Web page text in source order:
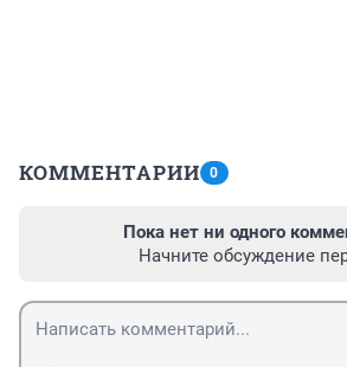
КОММЕНТАРИИ 0
Пока нет ни одного
Начните обсуждение